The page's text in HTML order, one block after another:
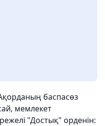
баспасөз
мемлекет
"Достық" орденін: